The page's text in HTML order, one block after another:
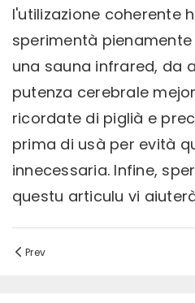
l'utilizazione coherente
sperimentà
una sauna infrared, da
putenza cerebrale
ricordate di piglià e
prima di usà per evità
innecessaria. Infine,
questu articulu vi
Prev